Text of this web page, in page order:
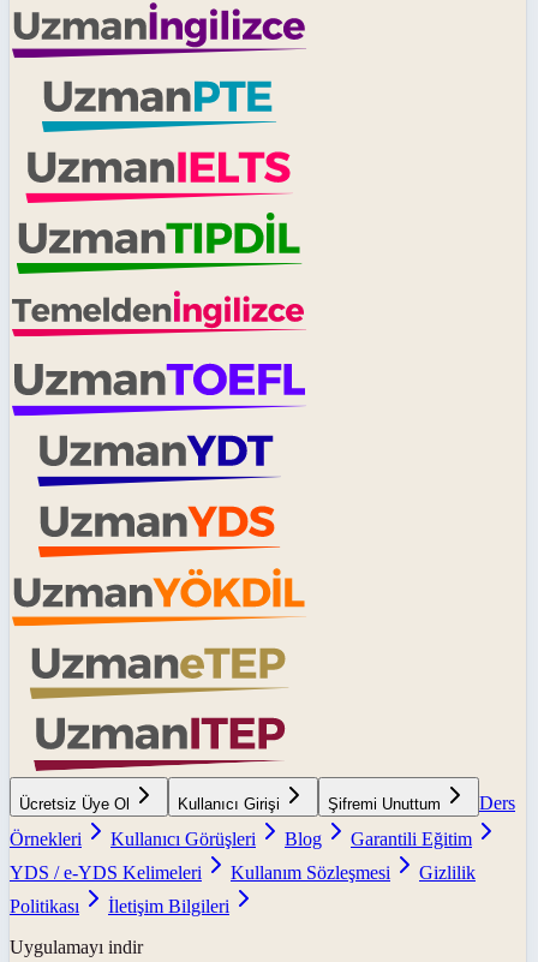
Ücretsiz Üye Ol Kullanıcı Girişi Şifremi Unuttum
Ders
Örnekleri
Kullanıcı Görüşleri Blog
Garantili Eğitim
YDS / e-YDS Kelimeleri
Kullanım Sözleşmesi
Gizlilik
Politikası
İletişim Bilgileri
Uygulamayı indir